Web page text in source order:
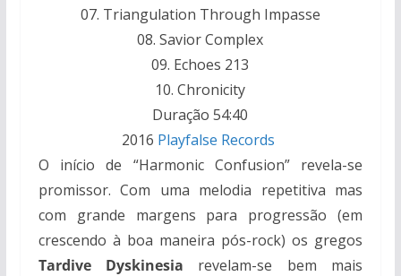
07. Triangulation Through Impasse
08. Savior Complex
09. Echoes 213
10. Chronicity
Duração 54:40
2016 Playfalse Records
O início de “Harmonic Confusion” revela-se
promissor. Com uma melodia repetitiva mas
com grande margens para progressão (em
crescendo à boa maneira pós-rock) os gregos
Tardive Dyskinesia revelam-se bem mais